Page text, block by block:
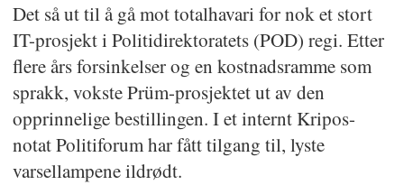
Det så ut til å gå mot totalhavari for nok et stort
IT-prosjekt i Politidirektoratets (POD) regi. Etter
flere års forsinkelser og en kostnadsramme som
sprakk, vokste Prüm-prosjektet ut av den
opprinnelige bestillingen. I et internt Kripos-
notat Politiforum har fått tilgang til, lyste
varsellampene ildrødt.